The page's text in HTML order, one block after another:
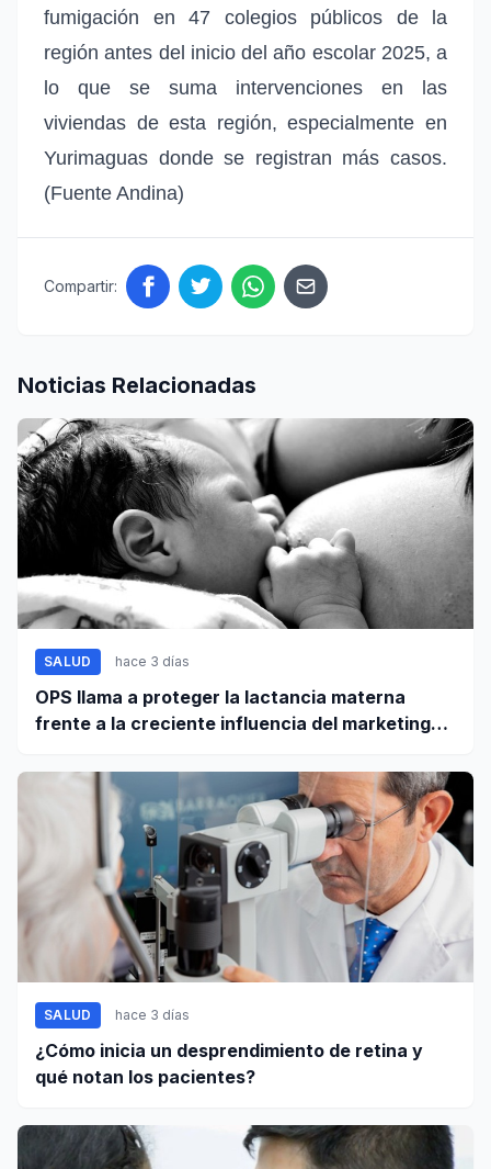
fumigación en 47 colegios públicos de la
región antes del inicio del año escolar 2025, a
lo que se suma intervenciones en las
viviendas de esta región, especialmente en
Yurimaguas donde se registran más casos.
(Fuente Andina)
Compartir:
Noticias Relacionadas
SALUD hace 3 días
OPS llama a proteger la lactancia materna
frente a la creciente influencia del marketing
SALUD hace 3 días
¿Cómo inicia un desprendimiento de retina y
qué notan los pacientes?